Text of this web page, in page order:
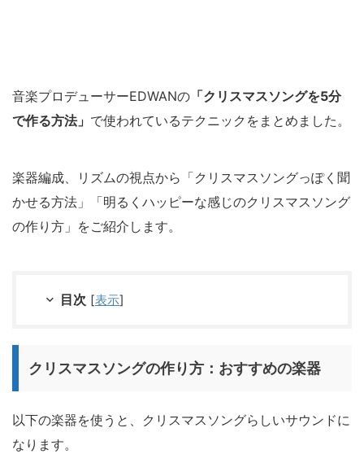
音楽プロデューサーEDWANの 「クリスマスソングを5分
で作る方法」 で使われているテクニックをまとめました。
楽器編成、リズムの視点から「クリスマスソングっぽく聞
かせる方法」「明るくハッピーな感じのクリスマスソング
の作り方」をご紹介します。
目次 [表示]
クリスマスソングの作り方：おすすめの楽器
以下の楽器を使うと、クリスマスソングらしいサウンドに
なります。